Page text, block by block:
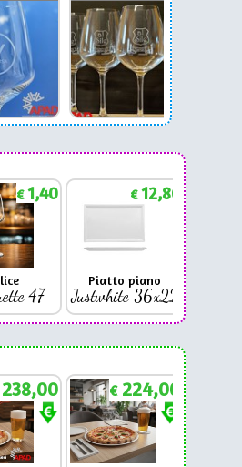
€1,40
47
€12,86
Piatto piano
Justwhite 36x22
€224,00